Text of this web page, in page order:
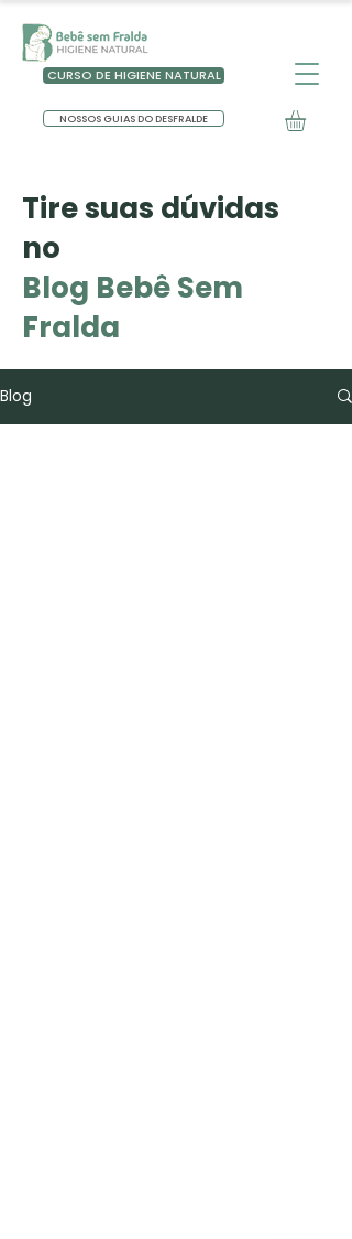
CURSO DE HIGIENE NATURAL
NOSSOS GUIAS DO DESFRALDE
Tire suas dúvidas
no
Blog Bebê Sem
Fralda
Blog